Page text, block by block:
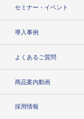
セミナー・イベント
導入事例
よくあるご質問
商品案内動画
採用情報